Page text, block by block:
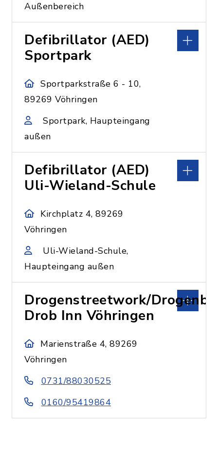
Außenbereich
Defibrillator (AED)
Sportpark
Sportparkstraße 6 - 10,
89269 Vöhringen
Sportpark, Haupteingang
außen
Defibrillator (AED)
Uli-Wieland-Schule
Kirchplatz 4, 89269
Vöhringen
Uli-Wieland-Schule,
Haupteingang außen
Drogenstreetwork/
Drob Inn Vöhringen
Marienstraße 4, 89269
Vöhringen
0731/88030525
0160/95419864